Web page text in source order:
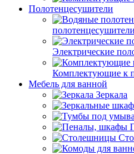
Полотенцесушители
полотенцесушители
Электрические
Комплектующие к
Мебель для ванной
Зеркала